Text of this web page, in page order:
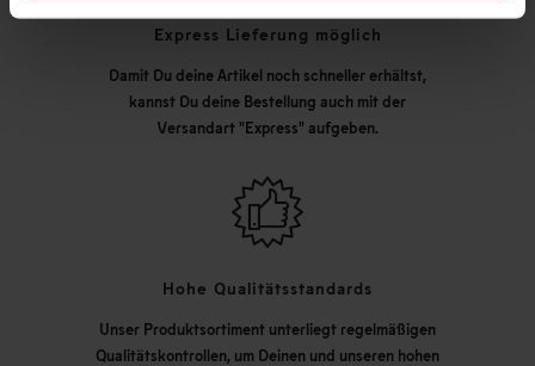
Express Lieferung möglich
Damit Du deine Artikel noch schneller erhältst,
kannst Du deine Bestellung auch mit der
Versandart "Express" aufgeben.
Hohe Qualitätsstandards
Unser Produktsortiment unterliegt regelmäßigen
Qualitätskontrollen, um Deinen und unseren hohen